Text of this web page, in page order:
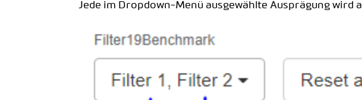
Jede im Dropdown-Menü ausgewählte Ausprägung